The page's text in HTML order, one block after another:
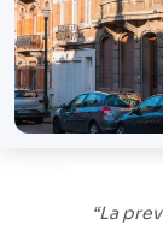
“La